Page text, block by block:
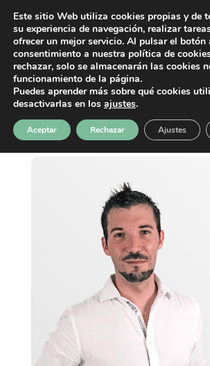
Este sitio Web utiliza cookies propias y de
su experiencia de navegación, realizar
ofrecer un mejor servicio. Al pulsar el botón
consentimiento a nuestra política de
rechazar, solo se almacenarán las cookies
funcionamiento de la página.
Puedes aprender más sobre qué cookies
desactivarlas en los ajustes.
Aceptar Rechazar Ajustes